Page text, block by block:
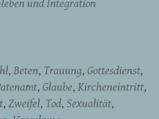
Beten Trauung Gottesdienst
Glaube Kircheneintritt
Zweifel Tod Sexualität